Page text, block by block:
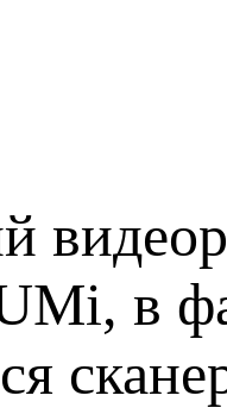
в